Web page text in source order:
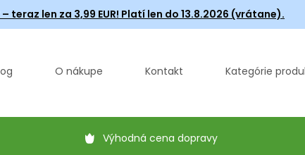
– teraz len za 3,99 EUR! Platí len do 13.8.2026 (vrátane).
O nákupe Kontakt Kategórie
Výhodná cena dopravy